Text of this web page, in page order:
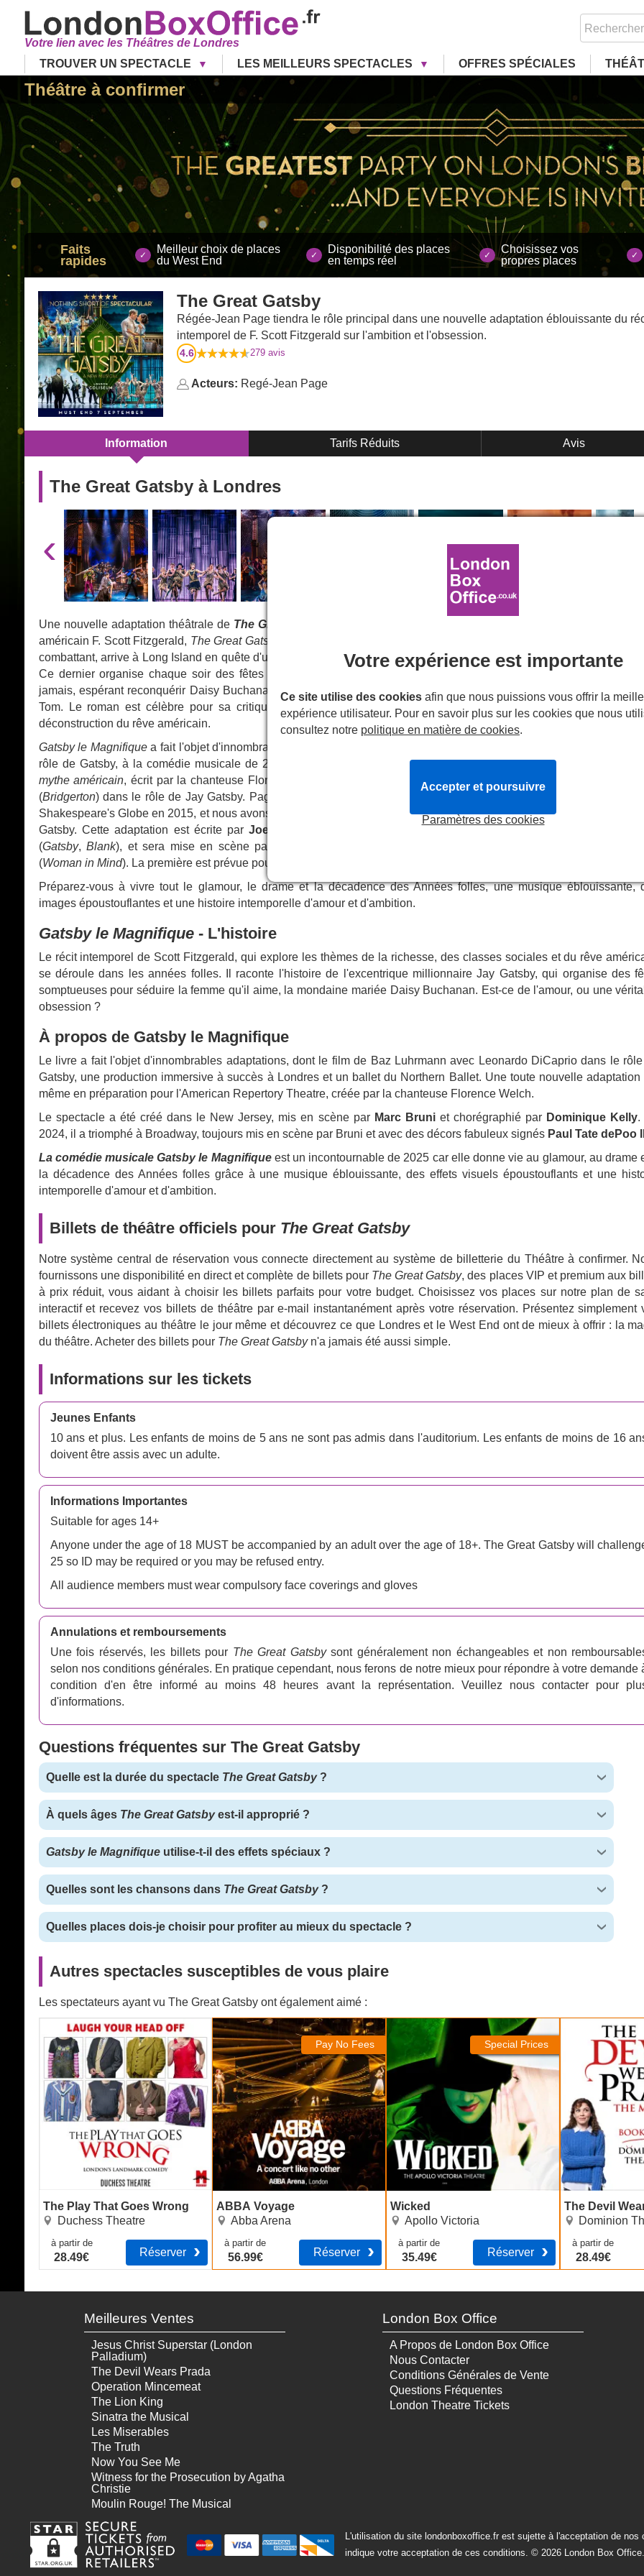
Votre lien avec les Théâtres de Londres
TROUVER UN SPECTACLE
LES MEILLEURS SPECTACLES OFFRES SPÉCIALES
Théâtre à confirmer
Faits
rapides
Meilleur choix de places
du West End
Disponibilité des places
en temps réel
Choisissez vos
propres places
The Great Gatsby
Régée-Jean Page tiendra le rôle principal dans une nouvelle adaptation éblouissante du
intemporel de F. Scott Fitzgerald sur l'ambition et l'obsession.
4.6 279 avis
Acteurs: Regé-Jean Page
Information Tarifs Réduits Avis
The Great Gatsby à Londres
‹
Une nouvelle adaptation théâtrale de The Great Gatsby
américain F. Scott Fitzgerald, The Great Gatsby
combattant, arrive à Long Island en quête d'un avenir meilleur et se retrouve voisin du mystérieux millionnaire Jay
Ce dernier organise chaque soir des fêtes somptueuses dans son manoir de West Egg, fêtes auxquelles il
jamais, espérant reconquérir Daisy Buchanan, son amour perdu qui vit de l'autre côté de la baie avec son mari
Tom. Le roman est célèbre pour sa critique sociale acerbe de la faillite morale de la société du XXe siècle et
déconstruction du rêve américain.
Gatsby le Magnifiquea fait l'objet d'innombrables adaptations, du film de Baz Luhrmann avec Leonardo DiCaprio dans
rôle de Gatsby, à la comédie musicale de 2025 avec Jamie Muscato, en passant par le spectacle à venir
mythe américain, écrit par la chanteuse Florence Welch. Cette nouvelle adaptation mettra en vedette
(Bridgerton) dans le rôle de Jay Gatsby. Page a été vu pour la dernière fois sur scène dans
Shakespeare's Globe en 2015, et nous avons hâte de le voir s'approprier le rôle emblématique du charmant mais
Gatsby. Cette adaptation est écrite parJoel Horwood
(Gatsby,Blank), et sera mise en scène par l'ancien directeur artistique du Donmar Warehouse,
(Woman in Mind). La première est prévue pour 2027 ; le lieu sera annoncé ultérieurement.
Préparez-vous à vivre tout le glamour, le drame et la décadence des Années folles, une musique éblouissante,
images époustouflantes et une histoire intemporelle d'amour et d'ambition.
Gatsby le Magnifique- L'histoire
Le récit intemporel de Scott Fitzgerald, qui explore les thèmes de la richesse, des classes sociales et du rêve
se déroule dans les années folles. Il raconte l'histoire de l'excentrique millionnaire Jay Gatsby, qui organise des
somptueuses pour séduire la femme qu'il aime, la mondaine mariée Daisy Buchanan. Est-ce de l'amour, ou une
obsession ?
À propos de Gatsby le Magnifique
Le livre a fait l'objet d'innombrables adaptations, dont le film de Baz Luhrmann avec Leonardo DiCaprio dans le
Gatsby, une production immersive à succès à Londres et un ballet du Northern Ballet. Une toute nouvelle adaptation
même en préparation pour l'American Repertory Theatre, créée par la chanteuse Florence Welch.
Le spectacle a été créé dans le New Jersey, mis en scène par Marc Bruniet chorégraphié par Dominique Kelly.
2024, il a triomphé à Broadway, toujours mis en scène par Bruni et avec des décors fabuleux signés Paul Tate dePoo III
La comédie musicale Gatsby le Magnifiqueest un incontournable de 2025 car elle donne vie au glamour, au drame
la décadence des Années folles grâce à une musique éblouissante, des effets visuels époustouflants et une
intemporelle d'amour et d'ambition.
Billets de théâtre officiels pour The Great Gatsby
Notre système central de réservation vous connecte directement au système de billetterie du Théâtre à confirmer.
fournissons une disponibilité en direct et complète de billets pour The Great Gatsby, des places VIP et premium aux
à prix réduit, vous aidant à choisir les billets parfaits pour votre budget. Choisissez vos places sur notre plan de
interactif et recevez vos billets de théâtre par e-mail instantanément après votre réservation. Présentez simplement
billets électroniques au théâtre le jour même et découvrez ce que Londres et le West End ont de mieux à offrir : la
du théâtre. Acheter des billets pour The Great Gatsbyn'a jamais été aussi simple.
Informations sur les tickets
Jeunes Enfants
10 ans et plus. Les enfants de moins de 5 ans ne sont pas admis dans l'auditorium. Les enfants de moins de 16
doivent être assis avec un adulte.
Informations Importantes
Suitable for ages 14+
Anyone under the age of 18 MUST be accompanied by an adult over the age of 18+. The Great Gatsby will
25 so ID may be required or you may be refused entry.
All audience members must wear compulsory face coverings and gloves
Annulations et remboursements
Une fois réservés, les billets pour The Great Gatsbysont généralement non échangeables et non
selon nos conditions générales. En pratique cependant, nous ferons de notre mieux pour répondre à votre demande
condition d'en être informé au moins 48 heures avant la représentation. Veuillez nous contacter pour
d'informations.
Questions fréquentes sur The Great Gatsby
Quelle est la durée du spectacle The Great Gatsby?
À quels âges The Great Gatsbyest-il approprié ?
Gatsby le Magnifiqueutilise-t-il des effets spéciaux ?
Quelles sont les chansons dans The Great Gatsby?
Quelles places dois-je choisir pour profiter au mieux du spectacle ?
Autres spectacles susceptibles de vous plaire
Les spectateurs ayant vu The Great Gatsby ont également aimé :
The Play That Goes Wrong
Duchess Theatre
à partir de
28.49€ Réserver
The Play That Goes Wrong
Pay No Fees
ABBA Voyage
Abba Arena
à partir de
56.99€ Réserver
ABBA Voyage
Special Prices
Wicked
Apollo Victoria
à partir de
35.49€ Réserver
Wicked
The Devil
Dominion
à partir de
28.49€
The Devil
Meilleures Ventes
Jesus Christ Superstar (London
Palladium)
The Devil Wears Prada
Operation Mincemeat
The Lion King
Sinatra the Musical
Les Miserables
The Truth
Now You See Me
Witness for the Prosecution by Agatha
Christie
Moulin Rouge! The Musical
London Box Office
A Propos de London Box Office
Nous Contacter
Conditions Générales de Vente
Questions Fréquentes
London Theatre Tickets
L'utilisation du site londonboxoffice.fr est sujette à l'acceptation de
indique votre acceptation de ces conditions. © 2026 London Box Office.
Votre expérience est importante
Ce site utilise des cookies afin que nous puissions vous offrir la
expérience utilisateur. Pour en savoir plus sur les cookies que nous
consultez notre politique en matière de cookies.
Paramètres des cookies
Accepter et poursuivre